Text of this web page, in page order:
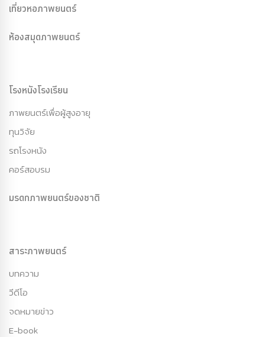
เที่ยวหอภาพยนตร์
ห้องสมุดภาพยนตร์
โรงหนังโรงเรียน
ภาพยนตร์เพื่อผู้สูงอายุ
ทุนวิจัย
รถโรงหนัง
คอร์สอบรม
มรดกภาพยนตร์ของชาติ
สาระภาพยนตร์
บทความ
วีดีโอ
จดหมายข่าว
E-book